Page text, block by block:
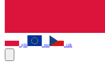
pln eur czk